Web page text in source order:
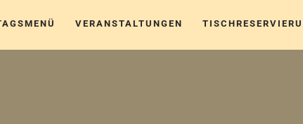
VERANSTALTUNGEN